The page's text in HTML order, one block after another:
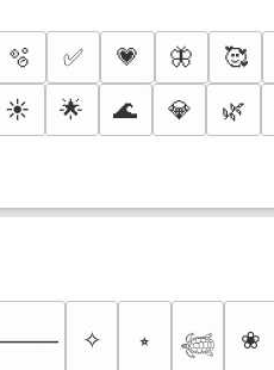
🫧 ✅ 💗 🦋 🥰
☀️ 🌟 🌊 💎 🌿
✧ ⭒ 𓆉 ❀